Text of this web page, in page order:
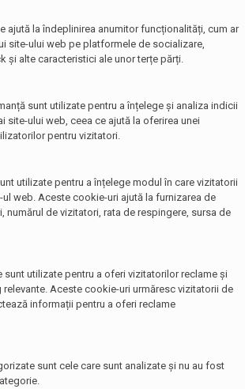
ajută la îndeplinirea anumitor funcționalități, cum ar
site-ului web pe platformele de socializare,
și alte caracteristici ale unor terțe părți.
sunt utilizate pentru a înțelege și analiza indicii
site-ului web, ceea ce ajută la oferirea unei
pentru vizitatori.
utilizate pentru a înțelege modul în care vizitatorii
web. Aceste cookie-uri ajută la furnizarea de
numărul de vizitatori, rata de respingere, sursa de
sunt utilizate pentru a oferi vizitatorilor reclame și
Aceste cookie-uri urmăresc vizitatorii de
informații pentru a oferi reclame
sunt cele care sunt analizate și nu au fost